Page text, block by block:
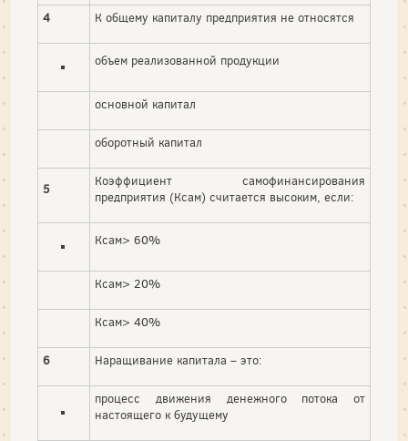
4 К общему капиталу предприятия не относятся
объем реализованной продукции
основной капитал
оборотный капитал
5
Коэффициент самофинансирования
предприятия (Ксам) считается высоким, если:
Ксам> 60%
Ксам> 20%
Ксам> 40%
6 Наращивание капитала – это:
процесс движения денежного потока от
настоящего к будущему